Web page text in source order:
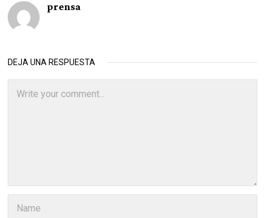
prensa
DEJA UNA RESPUESTA